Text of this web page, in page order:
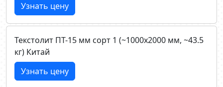
Узнать цену
Текстолит ПТ-15 мм сорт 1 (~1000х2000 мм, ~43.5
кг) Китай
Узнать цену